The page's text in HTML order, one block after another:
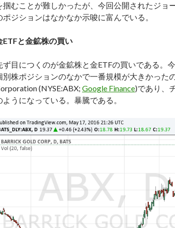
掴むことが難しかったが、今回公開されたジョ
ポジションはなかなか示唆に富んでいる。
ETFと金鉱株の買い
ず目につくのが金鉱株と金ETFの買いである。
別株ポジションのなかで一番規模が大きかった
(NYSE:ABX; Google Finance)であり、
ようになっている。暴騰である。